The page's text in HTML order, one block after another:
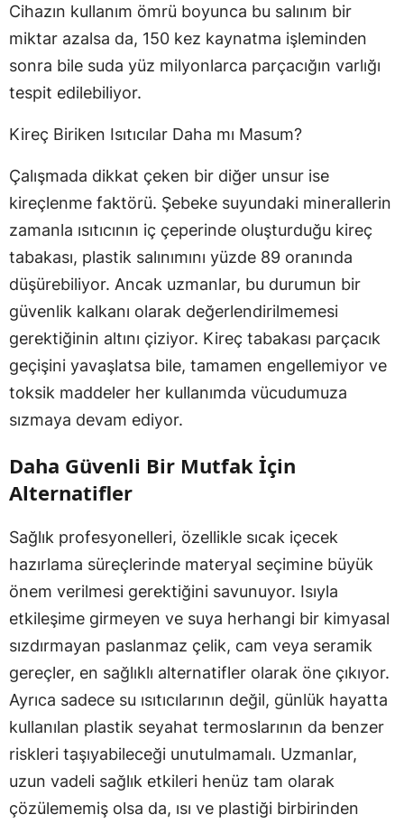
Cihazın kullanım ömrü boyunca bu salınım bir
miktar azalsa da, 150 kez kaynatma işleminden
sonra bile suda yüz milyonlarca parçacığın varlığı
tespit edilebiliyor.
Kireç Biriken Isıtıcılar Daha mı Masum?
Çalışmada dikkat çeken bir diğer unsur ise
kireçlenme faktörü. Şebeke suyundaki minerallerin
zamanla ısıtıcının iç çeperinde oluşturduğu kireç
tabakası, plastik salınımını yüzde 89 oranında
düşürebiliyor. Ancak uzmanlar, bu durumun bir
güvenlik kalkanı olarak değerlendirilmemesi
gerektiğinin altını çiziyor. Kireç tabakası parçacık
geçişini yavaşlatsa bile, tamamen engellemiyor ve
toksik maddeler her kullanımda vücudumuza
sızmaya devam ediyor.
Daha Güvenli Bir Mutfak İçin
Alternatifler
Sağlık profesyonelleri, özellikle sıcak içecek
hazırlama süreçlerinde materyal seçimine büyük
önem verilmesi gerektiğini savunuyor. Isıyla
etkileşime girmeyen ve suya herhangi bir kimyasal
sızdırmayan paslanmaz çelik, cam veya seramik
gereçler, en sağlıklı alternatifler olarak öne çıkıyor.
Ayrıca sadece su ısıtıcılarının değil, günlük hayatta
kullanılan plastik seyahat termoslarının da benzer
riskleri taşıyabileceği unutulmamalı. Uzmanlar,
uzun vadeli sağlık etkileri henüz tam olarak
çözülememiş olsa da, ısı ve plastiği birbirinden